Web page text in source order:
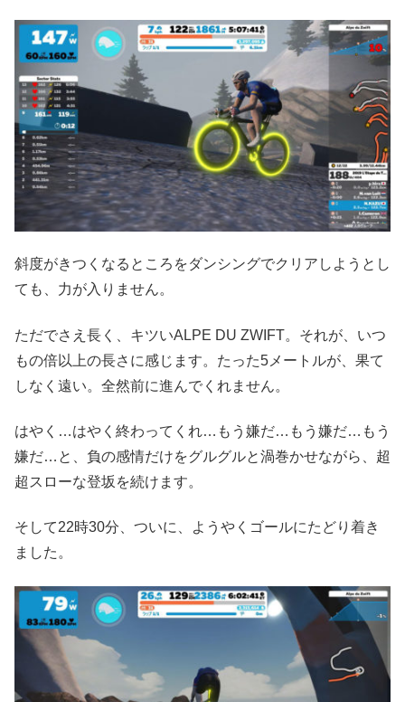
斜度がきつくなるところをダンシングでクリアしようとし
ても、力が入りません。
ただでさえ長く、キツいALPE DU ZWIFT。それが、いつ
もの倍以上の長さに感じます。たった5メートルが、果て
しなく遠い。全然前に進んでくれません。
はやく…はやく終わってくれ…もう嫌だ…もう嫌だ…もう
嫌だ…と、負の感情だけをグルグルと渦巻かせながら、超
超スローな登坂を続けます。
そして22時30分、ついに、ようやくゴールにたどり着き
ました。